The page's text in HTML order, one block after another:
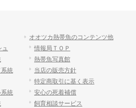
ュ
統
統
オオツカ熱帯魚のコンテンツ他
情報局ＴＯＰ
熱帯魚写真館
当店の販売方針
特定商取引に基く表示
安心の死着補償
飼育相談サービス